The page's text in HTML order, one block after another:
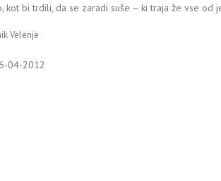
kot bi trdili, da se zaradi suše – ki traja že vse
Velenje
04-2012